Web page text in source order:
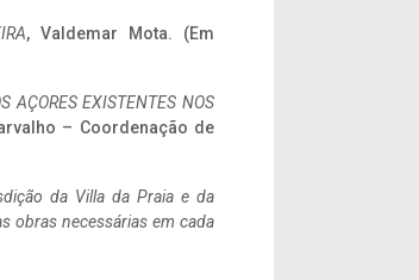
, Valdemar Mota. (Em
AÇORES EXISTENTES NOS
– Coordenação de
da Villa da Praia e da
obras necessárias em cada